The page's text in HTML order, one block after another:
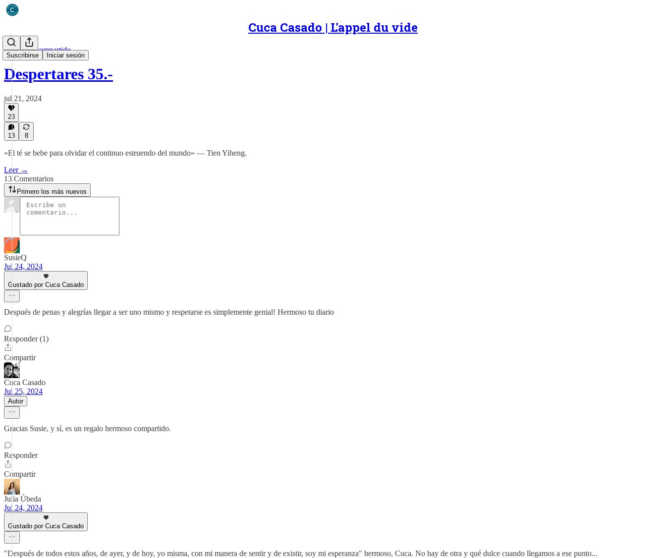
Cuca Casado | L'appel du vide
Suscribirse Iniciar sesión
Un diario compartido
Despertares 35.-
jul 21, 2024
23
13 8
«El té se bebe para olvidar el continuo estruendo del mundo» — Tien Yiheng.
Leer →
13 Comentarios
Primero los más nuevos
SusieQ
Jul 24, 2024
Gustado por Cuca Casado
Después de penas y alegrías llegar a ser uno mismo y respetarse es simplemente genial! Hermoso tu diario
Responder (1)
Compartir
Cuca Casado
Jul 25, 2024
Autor
Gracias Susie, y sí, es un regalo hermoso compartido.
Responder
Compartir
Julia Úbeda
Jul 24, 2024
Gustado por Cuca Casado
"Después de todos estos años, de ayer, y de hoy, yo misma, con mi manera de sentir y de existir, soy mi esperanza" hermoso, Cuca. No hay de otra y qué dulce cuando llegamos a ese punto...